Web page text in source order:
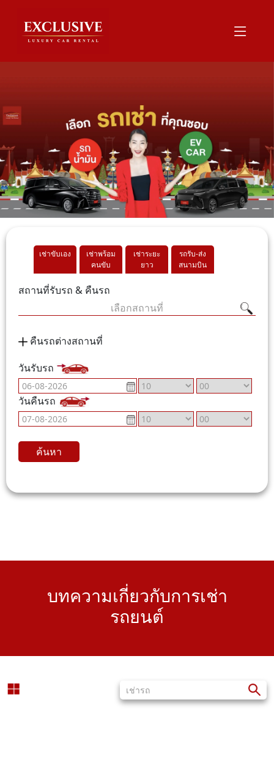
เช่าขับเอง
เช่าพร้อม
คนขับ
เช่าระยะ
ยาว
รถรับ-ส่ง
สนามบิน
สถานที่รับรถ & คืนรถ
เลือกสถานที่
คืนรถต่างสถานที่
วันรับรถ
วันคืนรถ
ค้นหา
บทความเกี่ยวกับการเช่า
รถยนต์